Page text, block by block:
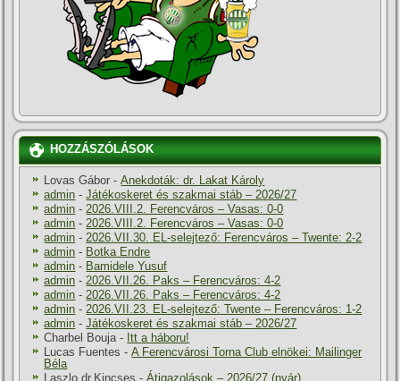
HOZZÁSZÓLÁSOK
Lovas Gábor -Anekdoták: dr. Lakat Károly
admin -Játékoskeret és szakmai stáb – 2026/27
admin -2026.VIII.2. Ferencváros – Vasas: 0-0
admin -2026.VIII.2. Ferencváros – Vasas: 0-0
admin -2026.VII.30. EL-selejtező: Ferencváros – Twente: 2-2
admin - Botka Endre
admin - Bamidele Yusuf
admin -2026.VII.26. Paks – Ferencváros: 4-2
admin -2026.VII.26. Paks – Ferencváros: 4-2
admin -2026.VII.23. EL-selejtező: Twente – Ferencváros: 1-2
admin -Játékoskeret és szakmai stáb – 2026/27
Charbel Bouja- Itt a háboru!
Lucas Fuentes -A Ferencvárosi Torna Club elnökei: Mailinger
Béla
Laszlo dr.Kincses -Átigazolások – 2026/27 (nyár)